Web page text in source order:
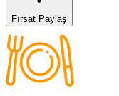
Fırsat Paylaş